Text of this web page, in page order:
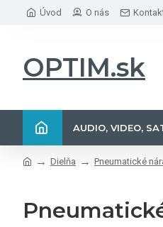
Úvod O nás
OPTIM.sk
AUDIO, VIDEO,
Dielňa Pneumatické